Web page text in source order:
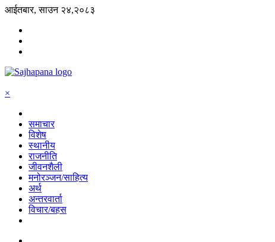
आईतबार, साउन २४,२०८३
×
समाचार
विशेष
स्थानीय
राजनीति
जीवनशैली
मनोरञ्जन/साहित्य
अर्थ
अन्तरवार्ता
विचार/बहस